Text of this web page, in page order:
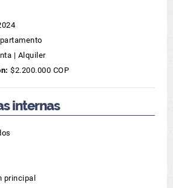
| Alquiler
$2.200.000 COP
internas
principal